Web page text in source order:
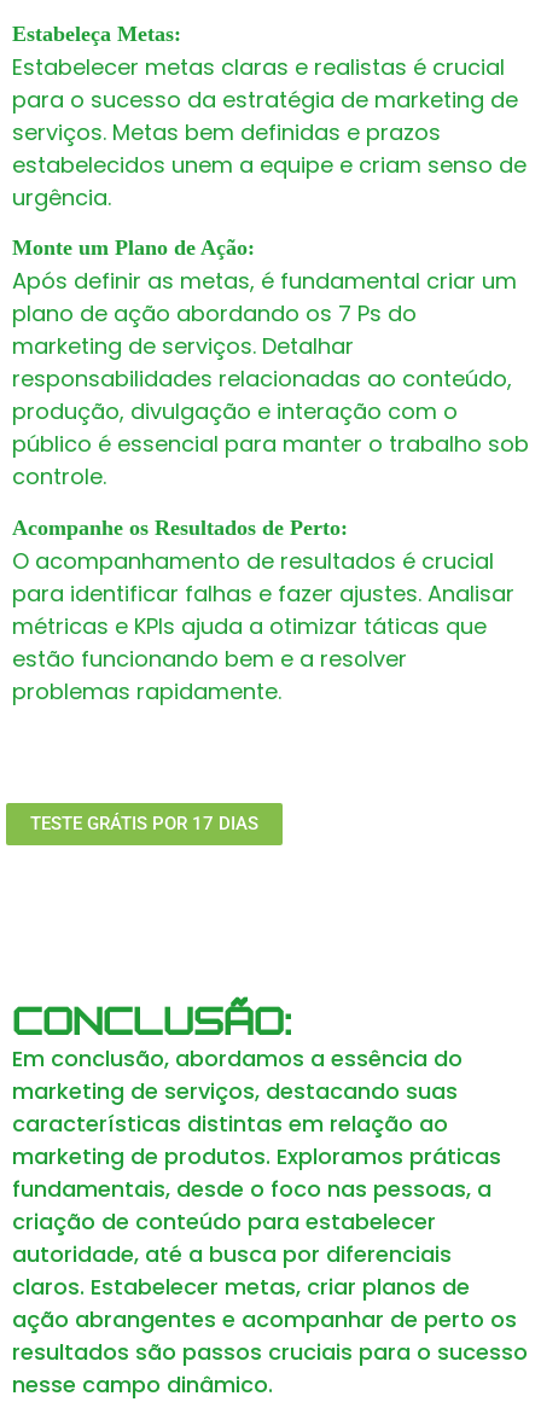
Estabeleça Metas:
Estabelecer metas claras e realistas é crucial
para o sucesso da estratégia de marketing de
serviços. Metas bem definidas e prazos
estabelecidos unem a equipe e criam senso de
urgência.
Monte um Plano de Ação:
Após definir as metas, é fundamental criar um
plano de ação abordando os 7 Ps do
marketing de serviços. Detalhar
responsabilidades relacionadas ao conteúdo,
produção, divulgação e interação com o
público é essencial para manter o trabalho sob
controle.
Acompanhe os Resultados de Perto:
O acompanhamento de resultados é crucial
para identificar falhas e fazer ajustes. Analisar
métricas e KPIs ajuda a otimizar táticas que
estão funcionando bem e a resolver
problemas rapidamente.
TESTE GRÁTIS POR 17 DIAS
Conclusão:
Em conclusão, abordamos a essência do
marketing de serviços, destacando suas
características distintas em relação ao
marketing de produtos. Exploramos práticas
fundamentais, desde o foco nas pessoas, a
criação de conteúdo para estabelecer
autoridade, até a busca por diferenciais
claros. Estabelecer metas, criar planos de
ação abrangentes e acompanhar de perto os
resultados são passos cruciais para o sucesso
nesse campo dinâmico.